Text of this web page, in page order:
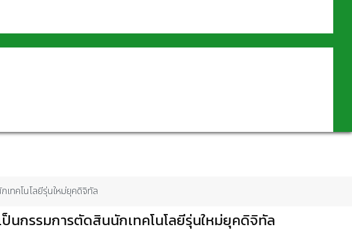
เทคโนโลยีรุ่นใหม่ยุคดิจิทัล
ป็นกรรมการตัดสินนักเทคโนโลยีรุ่นใหม่ยุคดิจิทัล